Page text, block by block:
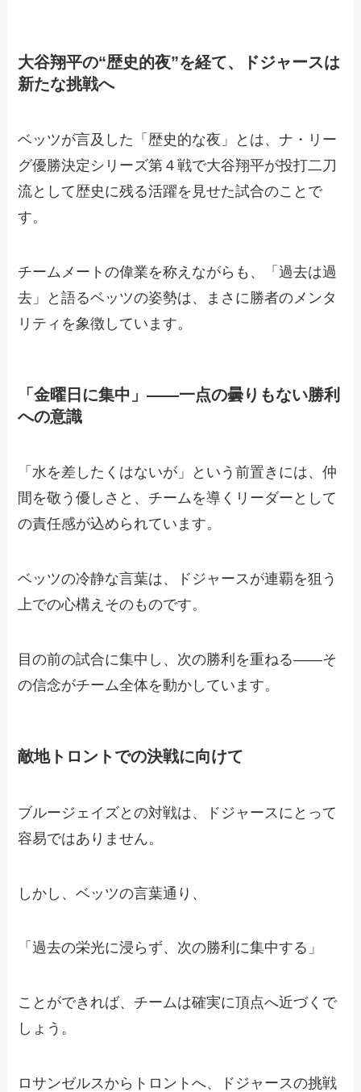
大谷翔平の“歴史的夜”を経て、ドジャースは
新たな挑戦へ
ベッツが言及した「歴史的な夜」とは、ナ・リー
グ優勝決定シリーズ第４戦で大谷翔平が投打二刀
流として歴史に残る活躍を見せた試合のことで
す。
チームメートの偉業を称えながらも、「過去は過
去」と語るベッツの姿勢は、まさに勝者のメンタ
リティを象徴しています。
「金曜日に集中」——一点の曇りもない勝利
への意識
「水を差したくはないが」という前置きには、仲
間を敬う優しさと、チームを導くリーダーとして
の責任感が込められています。
ベッツの冷静な言葉は、ドジャースが連覇を狙う
上での心構えそのものです。
目の前の試合に集中し、次の勝利を重ねる——そ
の信念がチーム全体を動かしています。
敵地トロントでの決戦に向けて
ブルージェイズとの対戦は、ドジャースにとって
容易ではありません。
しかし、ベッツの言葉通り、
「過去の栄光に浸らず、次の勝利に集中する」
ことができれば、チームは確実に頂点へ近づくで
しょう。
ロサンゼルスからトロントへ、ドジャースの挑戦